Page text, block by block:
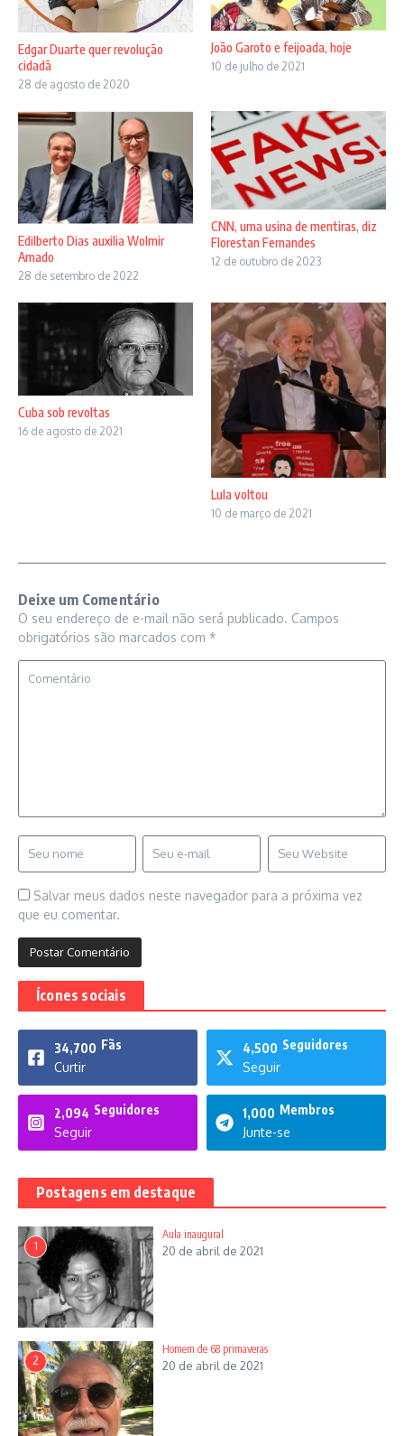
Edgar Duarte quer revolução
cidadã
28 de agosto de 2020
João Garoto e feijoada, hoje
10 de julho de 2021
Edilberto Dias auxilia Wolmir
Amado
28 de setembro de 2022
CNN, uma usina de mentiras, diz
Florestan Fernandes
12 de outubro de 2023
Cuba sob revoltas
16 de agosto de 2021
Lula voltou
10 de março de 2021
Deixe um Comentário
O seu endereço de e-mail não será publicado. Campos
obrigatórios são marcados com *
Salvar meus dados neste navegador para a próxima vez
que eu comentar.
Ícones sociais
34,700 Fãs
Curtir
4,500 Seguidores
Seguir
2,094 Seguidores
Seguir
1,000 Membros
Junte-se
Postagens em destaque
1
Aula inaugural
20 de abril de 2021
2
Homem de 68 primaveras
20 de abril de 2021